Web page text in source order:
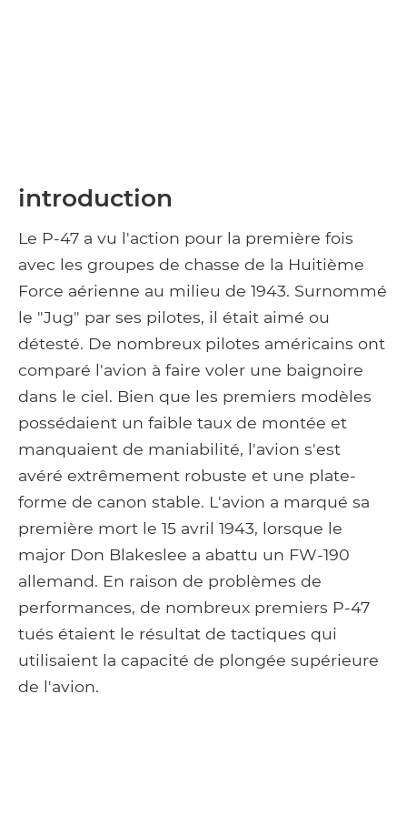
introduction
Le P-47 a vu l'action pour la première fois
avec les groupes de chasse de la Huitième
Force aérienne au milieu de 1943. Surnommé
le "Jug" par ses pilotes, il était aimé ou
détesté. De nombreux pilotes américains ont
comparé l'avion à faire voler une baignoire
dans le ciel. Bien que les premiers modèles
possédaient un faible taux de montée et
manquaient de maniabilité, l'avion s'est
avéré extrêmement robuste et une plate-
forme de canon stable. L'avion a marqué sa
première mort le 15 avril 1943, lorsque le
major Don Blakeslee a abattu un FW-190
allemand. En raison de problèmes de
performances, de nombreux premiers P-47
tués étaient le résultat de tactiques qui
utilisaient la capacité de plongée supérieure
de l'avion.